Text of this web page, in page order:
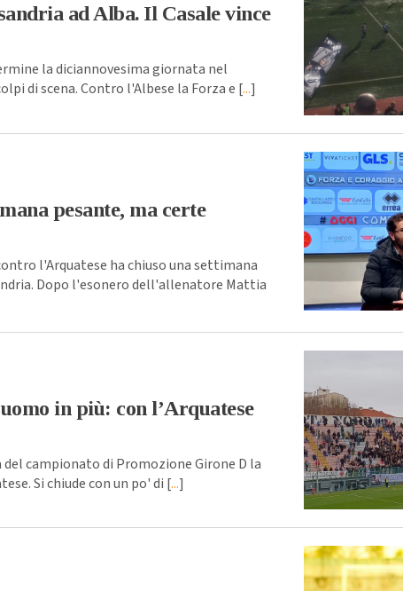
ad Alba. Il Casale vince
la diciannovesima giornata nel
di scena. Contro l'Albese la Forza e [...]
pesante, ma certe
l'Arquatese ha chiuso una settimana
Dopo l'esonero dell'allenatore Mattia
in più: con l’Arquatese
del campionato di Promozione Girone D la
Si chiude con un po' di [...]